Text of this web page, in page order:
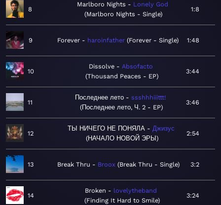
8
Marlboro Nights
Lonely God
Marlboro Nights - Single
1:8
9 Forever haroinfather Forever - Single 1:48
10
Dissolve
Absofacto
Thousand Peaces - EP
3:44
11
Последнее лето
ssshhhiiittt!
Последнее лето, Ч. 2 - EP
3:46
12
ТЫ НИЧЕГО НЕ ПОНЯЛА
Джизус
НАЧАЛО НОВОЙ ЭРЫ
2:54
13 Break Thru Broox Break Thru - Single 3:2
14
Broken
lovelytheband
Finding It Hard to Smile
3:24